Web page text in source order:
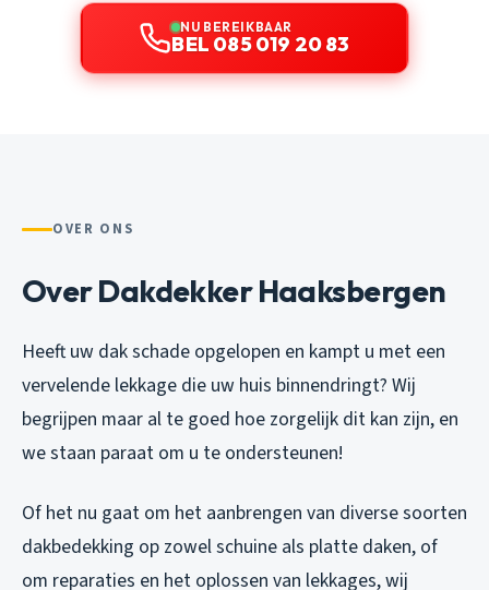
NU BEREIKBAAR
BEL 085 019 20 83
OVER ONS
Over Dakdekker Haaksbergen
Heeft uw dak schade opgelopen en kampt u met een
vervelende lekkage die uw huis binnendringt? Wij
begrijpen maar al te goed hoe zorgelijk dit kan zijn, en
we staan paraat om u te ondersteunen!
Of het nu gaat om het aanbrengen van diverse soorten
dakbedekking op zowel schuine als platte daken, of
om reparaties en het oplossen van lekkages, wij